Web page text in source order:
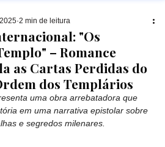
"Os
– Romance
as Cartas Perdidas do
dos Templários
2 min de leitura
uma obra arrebatadora que
em uma narrativa epistolar sobre
e segredos milenares.